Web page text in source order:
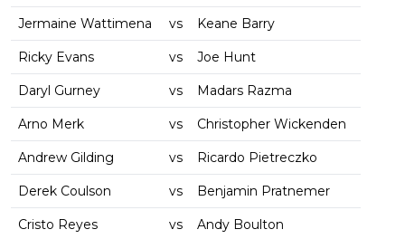
Jermaine Wattimena vs Keane Barry
Ricky Evans vs Joe Hunt
Daryl Gurney vs Madars Razma
Arno Merk vs Christopher Wickenden
Andrew Gilding vs Ricardo Pietreczko
Derek Coulson vs Benjamin Pratnemer
Cristo Reyes vs Andy Boulton